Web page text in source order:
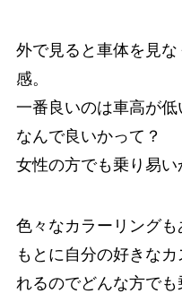
外で見ると車体を見
感。
一番良いのは車高が低
なんで良いかって？
女性の方でも乗り易い
色々なカラーリング
もとに自分の好きな
れるのでどんな方でも